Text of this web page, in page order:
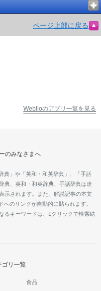
ページ上部に戻る
Weblioのアプリ一覧を見る
のみなさまへ
典」や「英和・和英辞典」、「手話
典、英和・和英辞典、手話辞典は連
示されます。また、解説記事の本文
のリンクが自動的に貼られます。
るキーワードは、1クリックで検索結
ゴリ一覧
食品